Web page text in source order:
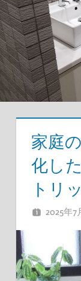
家庭
化し
トリ
2025年7